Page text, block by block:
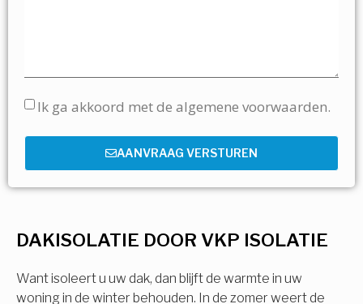
DAKISOLATIE DOOR VKP ISOLATIE
Want isoleert u uw dak, dan blijft de warmte in uw
woning in de winter behouden. In de zomer weert de
Ik ga akkoord met de algemene voorwaarden.
AANVRAAG VERSTUREN